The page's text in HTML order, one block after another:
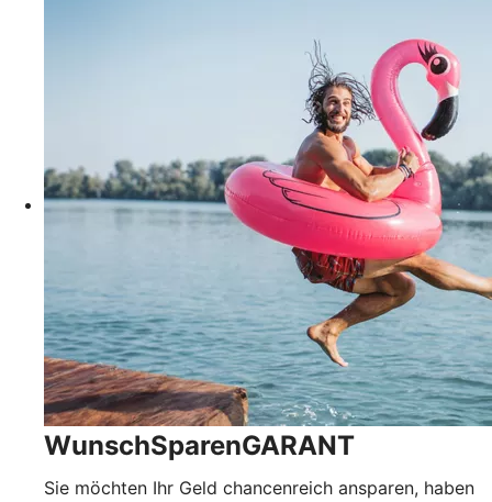
WunschSparenGARANT
Sie möchten Ihr Geld chancenreich ansparen, haben